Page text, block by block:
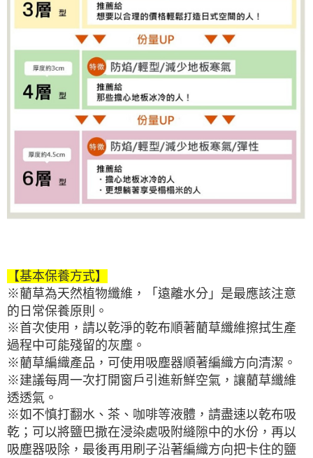
【基本保養方式】
※藺草為天然植物纖維，「遠離水分」是最應該注意
的日常保養原則。
※首次使用，請以乾淨的乾布順著藺草纖維擦拭生產
過程中可能殘留的灰塵。
※藺草編織產品，可使用吸塵器順著編織方向清潔。
※建議每周一次打開窗戶引進新鮮空氣，讓藺草纖維
透透氣。
※如不慎打翻水、茶、咖啡等液體，請盡速以乾布吸
乾；可以將鹽巴撒在浸染處吸附縫隙中的水份，再以
吸塵器吸除，最後再用刷子沿著編織方向把卡住的鹽